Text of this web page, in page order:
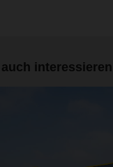
interessieren